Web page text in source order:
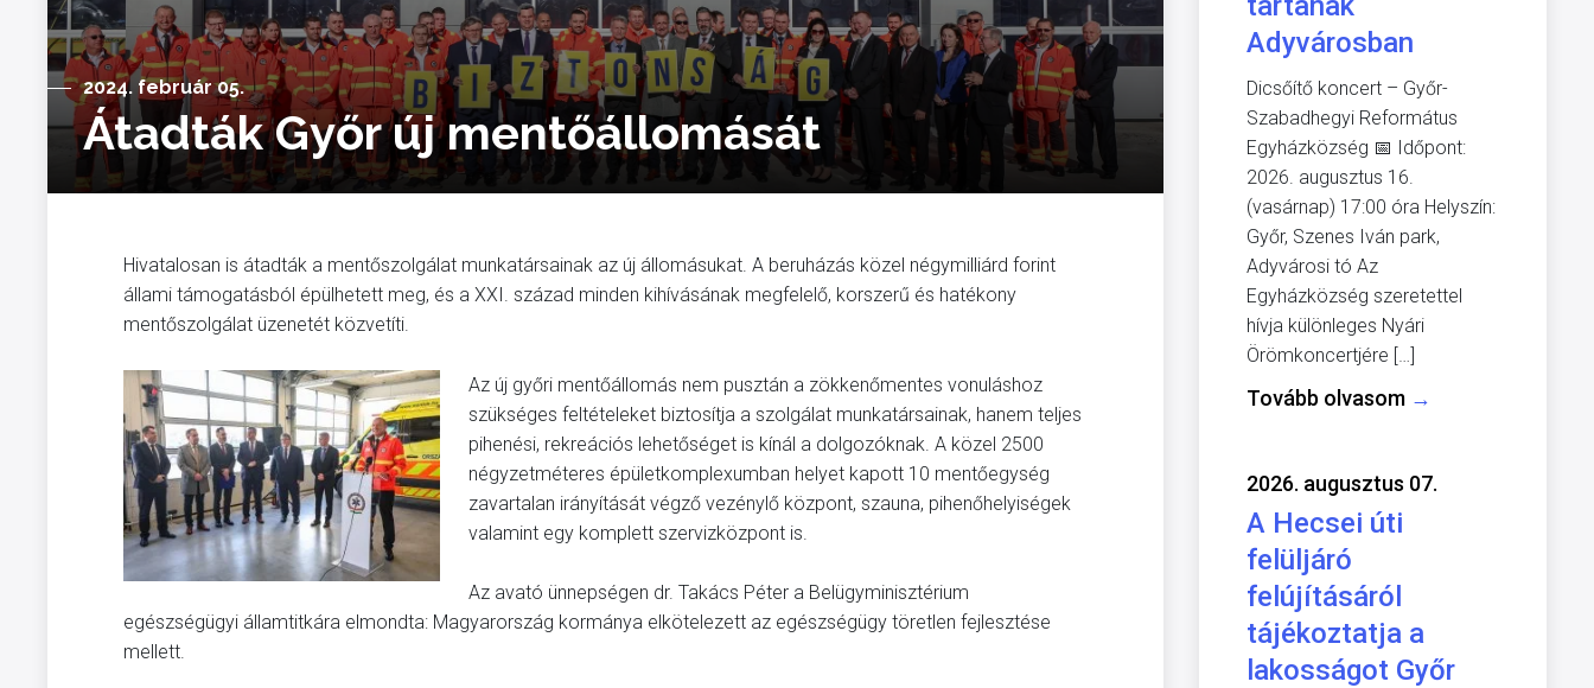
2024. február 05.
Átadták Győr új mentőállomását
Hivatalosan is átadták a mentőszolgálat munkatársainak az új állomásukat. A beruházás közel négymilliárd forint
állami támogatásból épülhetett meg, és a XXI. század minden kihívásának megfelelő, korszerű és hatékony
mentőszolgálat üzenetét közvetíti.
Az új győri mentőállomás nem pusztán a zökkenőmentes vonuláshoz
szükséges feltételeket biztosítja a szolgálat munkatársainak, hanem teljes
pihenési, rekreációs lehetőséget is kínál a dolgozóknak. A közel 2500
négyzetméteres épületkomplexumban helyet kapott 10 mentőegység
zavartalan irányítását végző vezénylő központ, szauna, pihenőhelyiségek
valamint egy komplett szervizközpont is.
Az avató ünnepségen dr. Takács Péter a Belügyminisztérium
egészségügyi államtitkára elmondta: Magyarország kormánya elkötelezett az egészségügy töretlen fejlesztése
mellett.
Adyvárosban
Dicsőítő koncert – Győr-
Szabadhegyi Református
Egyházközség 📅 Időpont:
2026. augusztus 16.
(vasárnap) 17:00 óra Helyszín:
Győr, Szenes Iván park,
Adyvárosi tó Az
Egyházközség szeretettel
hívja különleges Nyári
Örömkoncertjére […]
Tovább olvasom →
2026. augusztus 07.
A Hecsei úti
felüljáró
felújításáról
tájékoztatja a
lakosságot Győr